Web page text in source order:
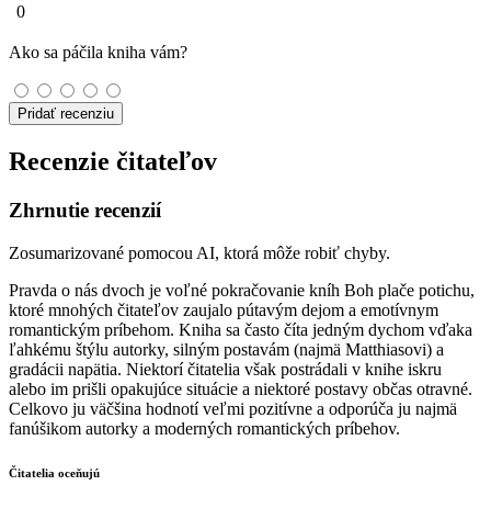
0
Ako sa páčila kniha vám?
Pridať recenziu
Recenzie čitateľov
Zhrnutie recenzií
Zosumarizované pomocou AI, ktorá môže robiť chyby.
Pravda o nás dvoch je voľné pokračovanie kníh Boh plače potichu,
ktoré mnohých čitateľov zaujalo pútavým dejom a emotívnym
romantickým príbehom. Kniha sa často číta jedným dychom vďaka
ľahkému štýlu autorky, silným postavám (najmä Matthiasovi) a
gradácii napätia. Niektorí čitatelia však postrádali v knihe iskru
alebo im prišli opakujúce situácie a niektoré postavy občas otravné.
Celkovo ju väčšina hodnotí veľmi pozitívne a odporúča ju najmä
fanúšikom autorky a moderných romantických príbehov.
Čitatelia oceňujú